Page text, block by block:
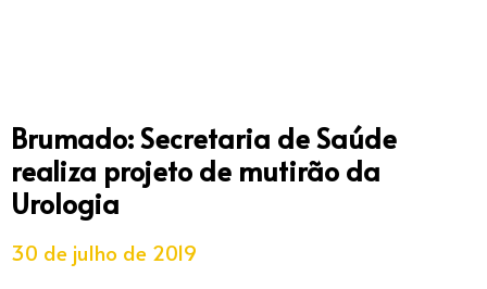
Brumado: Secretaria de Saúde
realiza projeto de mutirão da
Urologia
30 de julho de 2019